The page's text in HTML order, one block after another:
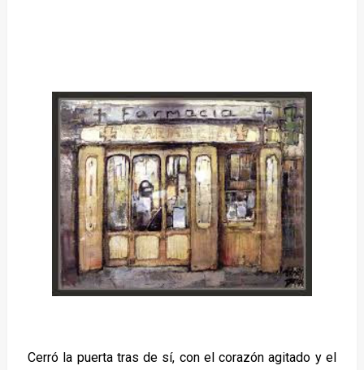
Cerró la puerta tras de sí, con el corazón agitado y el